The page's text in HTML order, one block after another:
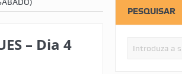
– Dia 4
PESQUISAR